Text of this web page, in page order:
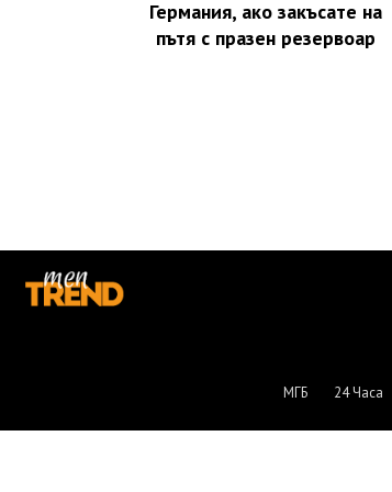
Германия, ако закъсате на
пътя с празен резервоар
МГБ 24 Часа